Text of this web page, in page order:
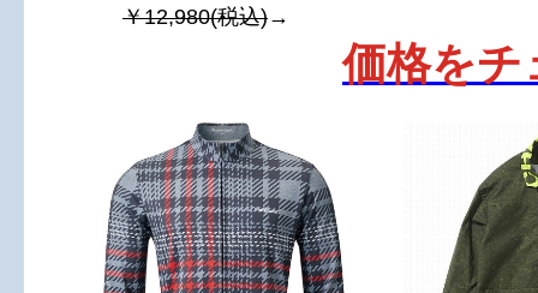
￥12,980(税込)→
価格をチ